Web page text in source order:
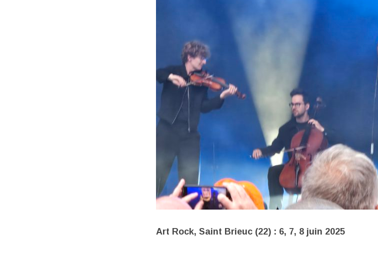
Art Rock, Saint Brieuc (22) : 6, 7, 8 juin 2025